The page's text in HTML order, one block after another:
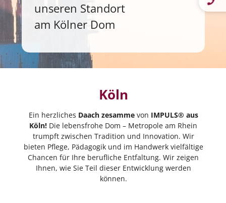
unseren Standort
am Kölner Dom
Köln
Ein herzliches Daach zesammevon IMPULS® aus
Köln! Die lebensfrohe Dom – Metropole am Rhein
trumpft zwischen Tradition und Innovation. Wir
bieten Pflege, Pädagogik und im Handwerk vielfältige
Chancen für Ihre berufliche Entfaltung. Wir zeigen
Ihnen, wie Sie Teil dieser Entwicklung werden
können.